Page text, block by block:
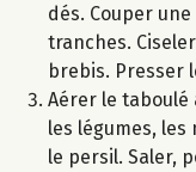
dés. Couper
tranches.
brebis. Presser
Aérer le taboulé
les légumes,
le persil. Saler,